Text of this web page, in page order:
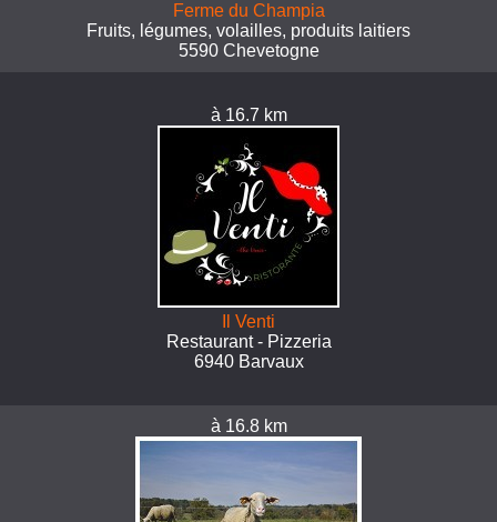
Ferme du Champia
Fruits, légumes, volailles, produits laitiers
5590 Chevetogne
à 16.7 km
Il Venti
Restaurant - Pizzeria
6940 Barvaux
à 16.8 km